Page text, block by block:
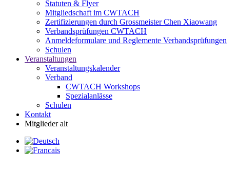
Statuten & Flyer
Mitgliedschaft im CWTACH
Zertifizierungen durch Grossmeister Chen Xiaowang
Verbandsprüfungen CWTACH
Anmeldeformulare und Reglemente Verbandsprüfungen
Schulen
Veranstaltungen
Veranstaltungskalender
Verband
CWTACH Workshops
Spezialanlässe
Schulen
Kontakt
Mitglieder alt